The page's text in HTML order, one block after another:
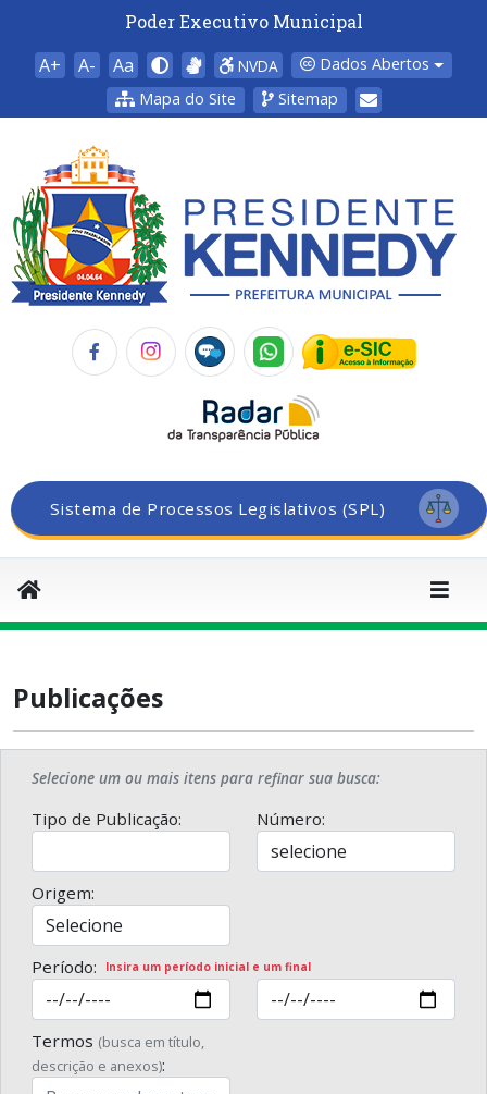
Poder Executivo Municipal
A+ A- Aa NVDA
Dados Abertos
Mapa do Site
Sitemap
Sistema de Processos Legislativos (SPL)
Publicações
Selecione um ou mais itens para refinar sua busca:
Tipo de Publicação: Número:
Origem:
Período: Insira um período inicial e um final
Termos (busca em título,
descrição e anexos):